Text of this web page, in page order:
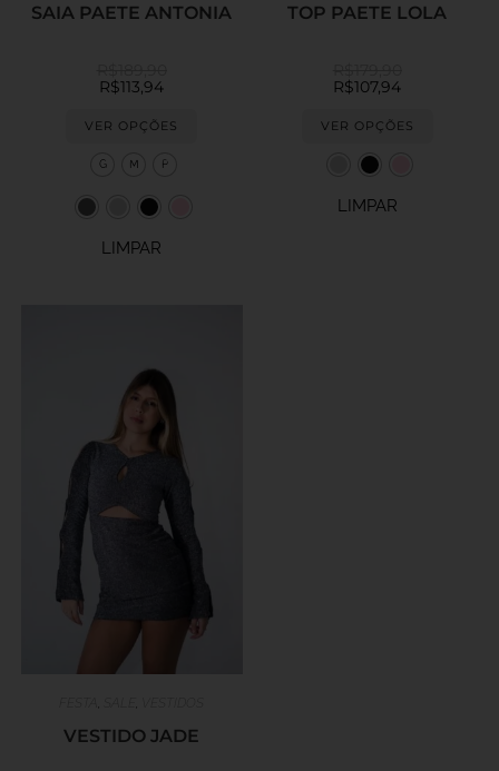
SAIA PAETE ANTONIA
R$113,94
VER OPÇÕES
G M P
LIMPAR
TOP PAETE LOLA
R$107,94
VER OPÇÕES
LIMPAR
FESTA, SALE,
VESTIDO JADE